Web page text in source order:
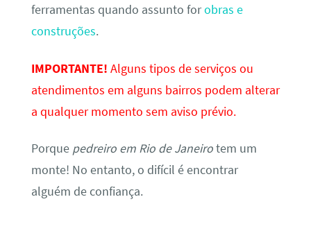
ferramentas quando assunto forobras e
construções.
IMPORTANTE! Alguns tipos de serviços ou
atendimentos em alguns bairros podem alterar
a qualquer momento sem aviso prévio.
Porque pedreiro em Rio de Janeirotem um
monte! No entanto, o difícil é encontrar
alguém de confiança.